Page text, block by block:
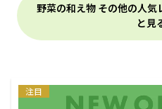
野菜の和え物 その他の人気
と見
注目